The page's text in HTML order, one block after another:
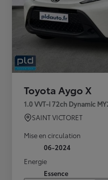
Toyota Aygo X
1.0 VVT-i 72ch Dynamic
SAINT VICTORET
Mise en circulation
06-2024
Energie
Essence